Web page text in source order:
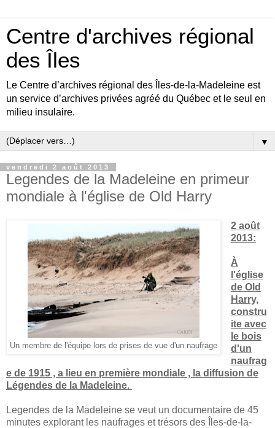
Centre d'archives régional
des Îles
Le Centre d’archives régional des Îles-de-la-Madeleine est
un service d’archives privées agréé du Québec et le seul en
milieu insulaire.
▼
vendredi 2 août 2013
Legendes de la Madeleine en primeur
mondiale à l'église de Old Harry
Un membre de l'équipe lors de prises de vue d'un naufrage
2 août
2013:
À
l'église
de Old
Harry,
constru
ite avec
le bois
d'un
naufrag
e de 1915 , a lieu en première mondiale , la diffusion de
Légendes de la Madeleine.
Legendes de la Madeleine se veut un documentaire de 45
minutes explorant les naufrages et trésors des Îles-de-la-